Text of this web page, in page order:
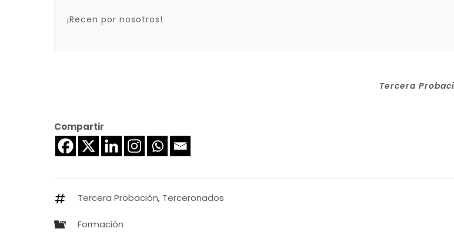
¡Recen por nosotros!
Tercera
Compartir
Tercera Probación, Terceronados
Formación